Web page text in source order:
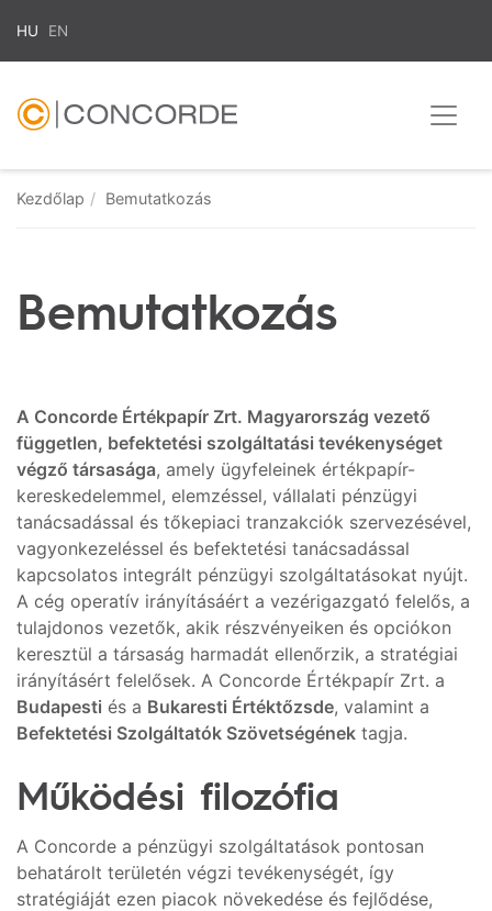
HU EN
Kezdőlap Bemutatkozás
Bemutatkozás
A Concorde Értékpapír Zrt. Magyarország vezető
független, befektetési szolgáltatási tevékenységet
végző társasága, amely ügyfeleinek értékpapír-
kereskedelemmel, elemzéssel, vállalati pénzügyi
tanácsadással és tőkepiaci tranzakciók szervezésével,
vagyonkezeléssel és befektetési tanácsadással
kapcsolatos integrált pénzügyi szolgáltatásokat nyújt.
A cég operatív irányításáért a vezérigazgató felelős, a
tulajdonos vezetők, akik részvényeiken és opciókon
keresztül a társaság harmadát ellenőrzik, a stratégiai
irányításért felelősek. A Concorde Értékpapír Zrt. a
Budapesti és a Bukaresti Értéktőzsde, valamint a
Befektetési Szolgáltatók Szövetségének tagja.
Működési filozófia
A Concorde a pénzügyi szolgáltatások pontosan
behatárolt területén végzi tevékenységét, így
stratégiáját ezen piacok növekedése és fejlődése,